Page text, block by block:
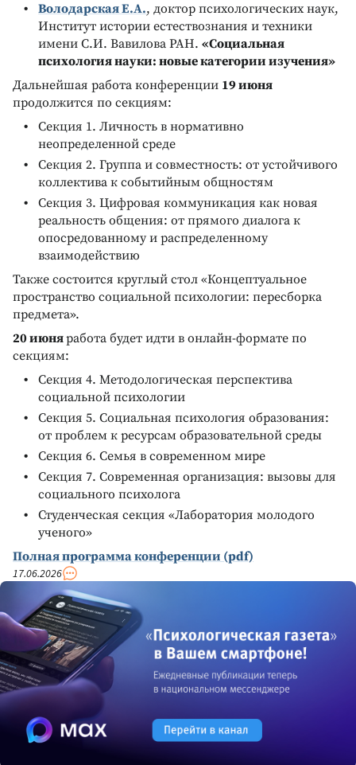
Володарская Е.А., доктор психологических наук,
Институт истории естествознания и техники
имени С.И. Вавилова РАН. «Социальная
психология науки: новые категории изучения»
Дальнейшая работа конференции 19 июня
продолжится по секциям:
Секция 1. Личность в нормативно
неопределенной среде
Секция 2. Группа и совместность: от устойчивого
коллектива к событийным общностям
Секция 3. Цифровая коммуникация как новая
реальность общения: от прямого диалога к
опосредованному и распределенному
взаимодействию
Также состоится круглый стол «Концептуальное
пространство социальной психологии: пересборка
предмета».
20 июняработа будет идти в онлайн-формате по
секциям:
Секция 4. Методологическая перспектива
социальной психологии
Секция 5. Социальная психология образования:
от проблем к ресурсам образовательной среды
Секция 6. Семья в современном мире
Секция 7. Современная организация: вызовы для
социального психолога
Студенческая секция «Лаборатория молодого
ученого»
Полная программа конференции (pdf)
17.06.2026